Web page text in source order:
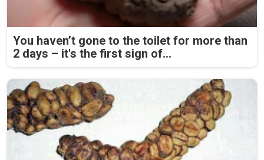
You haven’t gone to the toilet for more than
2 days – it's the first sign of...